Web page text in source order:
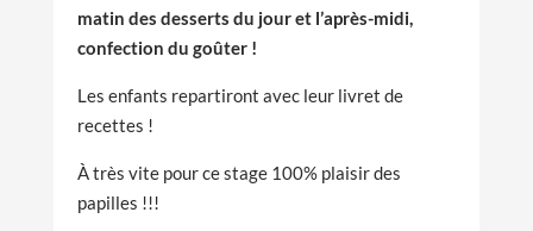
matin des desserts du jour et l’après-midi,
confection du goûter !
Les enfants repartiront avec leur livret de
recettes !
À très vite pour ce stage 100% plaisir des
papilles !!!